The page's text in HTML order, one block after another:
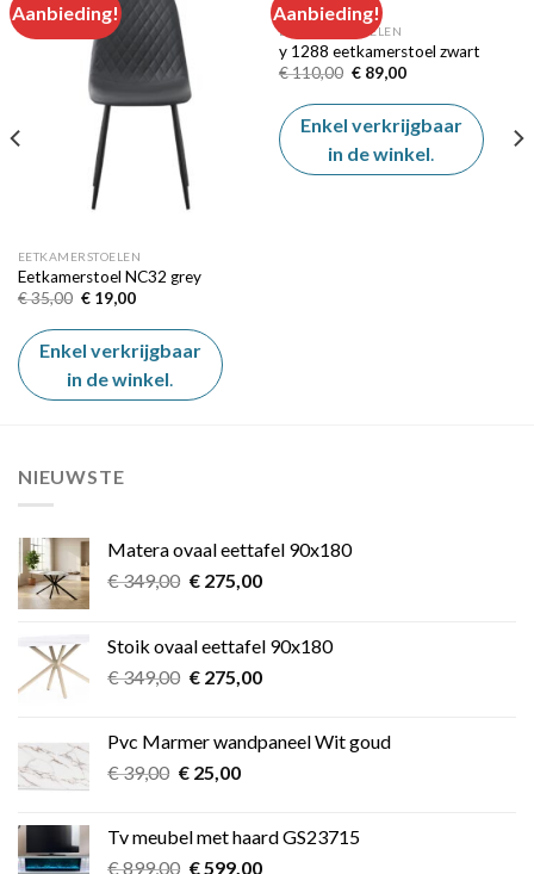
Aanbieding!
EETKAMERSTOELEN
Eetkamerstoel NC32 grey
€35,00 Oorspronkelijke
was:
€ 35,00.
€19,00Huidige
is:
€ 19,00.
Enkel verkrijgbaar
in de winkel.
Aanbieding!
Add to
EETKAMERSTOELEN
y 1288 eetkamerstoel zwart
€110,00 Oorspronkelijke
was:
€ 110,00.
€89,00Huidige
is:
€ 89,00.
Enkel verkrijgbaar
in de winkel.
NIEUWSTE
Matera ovaal eettafel 90x180
€349,00 Oorspronkelijke
€ 349,00.
€275,00Huidige
€ 275,00.
Stoik ovaal eettafel 90x180
€349,00 Oorspronkelijke
€ 349,00.
€275,00Huidige
€ 275,00.
Pvc Marmer wandpaneel Wit goud
€39,00 Oorspronkelijke
€ 39,00.
€25,00Huidige
€ 25,00.
Tv meubel met haard GS23715
€899,00 Oorspronkelijke
€599,00Huidige